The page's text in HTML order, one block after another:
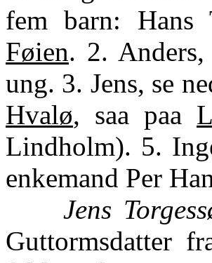
fem barn: Hans
Føien. 2.
ung. 3. Jens, se
Hvalø, saa paa
Lindholm). 5.
enkemand Per
Jens
Guttormsdatter